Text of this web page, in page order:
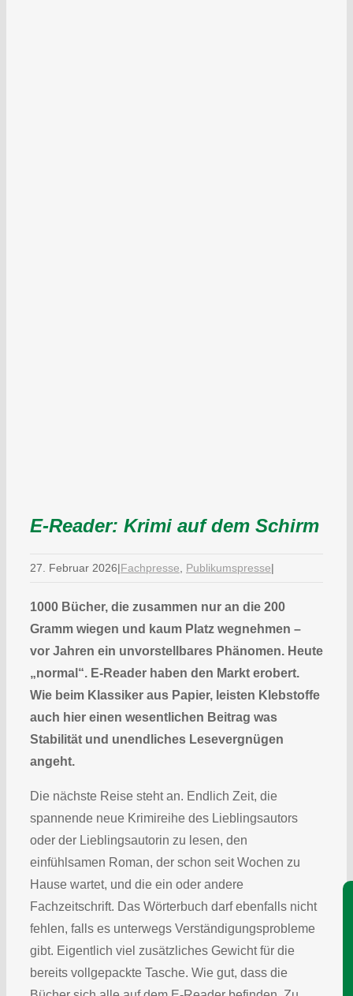
E-Reader: Krimi auf dem Schirm
27. Februar 2026|Fachpresse Publikumspresse|
1000 Bücher, die zusammen nur an die 200
Gramm wiegen und kaum Platz wegnehmen –
vor Jahren ein unvorstellbares Phänomen. Heute
„normal“. E-Reader haben den Markt erobert.
Wie beim Klassiker aus Papier, leisten Klebstoffe
auch hier einen wesentlichen Beitrag was
Stabilität und unendliches Lesevergnügen
angeht.
Die nächste Reise steht an. Endlich Zeit, die
spannende neue Krimireihe des Lieblingsautors
oder der Lieblingsautorin zu lesen, den
einfühlsamen Roman, der schon seit Wochen zu
Hause wartet, und die ein oder andere
Fachzeitschrift. Das Wörterbuch darf ebenfalls nicht
fehlen, falls es unterwegs Verständigungsprobleme
gibt. Eigentlich viel zusätzliches Gewicht für die
bereits vollgepackte Tasche. Wie gut, dass die